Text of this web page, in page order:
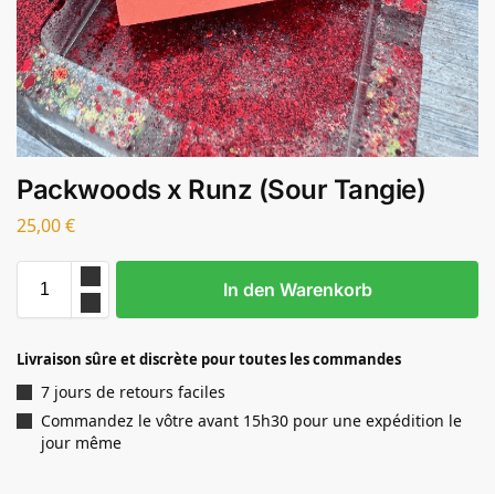
Packwoods x Runz (Sour Tangie)
25,00€
In den Warenkorb
Livraison sûre et discrète pour toutes les commandes
7 jours de retours faciles
Commandez le vôtre avant 15h30 pour une expédition le
jour même